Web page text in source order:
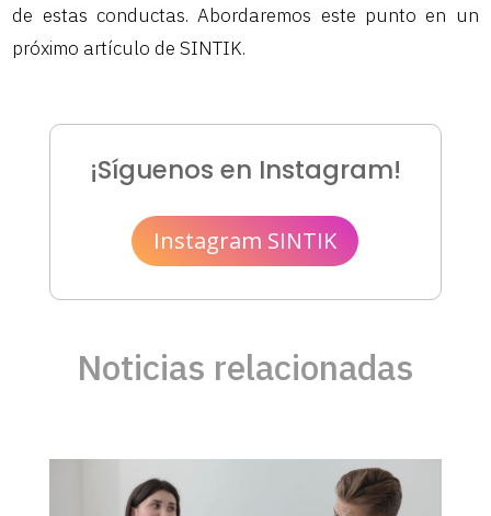
de estas conductas. Abordaremos este punto en un
próximo artículo de SINTIK.
¡Síguenos en Instagram!
Instagram SINTIK
Noticias relacionadas